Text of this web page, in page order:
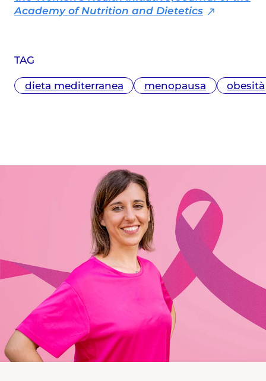
TAG
dieta mediterranea menopausa obesità
Scientifici (Ugis).
Academy of Nutrition and Dietetics